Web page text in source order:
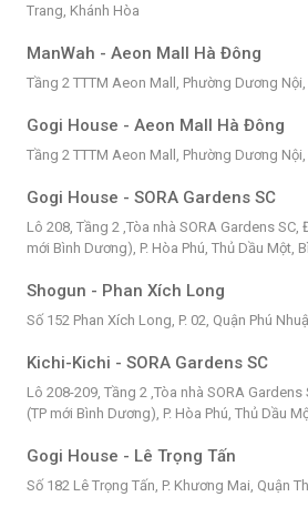
Trang, Khánh Hòa
ManWah - Aeon Mall Hà Đông
Tầng 2 TTTM Aeon Mall, Phường Dương Nội,
Gogi House - Aeon Mall Hà Đông
Tầng 2 TTTM Aeon Mall, Phường Dương Nội,
Gogi House - SORA Gardens SC
Lô 208, Tầng 2 ,Tòa nhà SORA Gardens
mới Bình Dương), P. Hòa Phú, Thủ Dầu Một,
Shogun - Phan Xích Long
Số 152 Phan Xích Long, P. 02, Quận Phú
Kichi-Kichi - SORA Gardens SC
Lô 208-209, Tầng 2 ,Tòa nhà SORA
(TP mới Bình Dương), P. Hòa Phú, Thủ Dầu
Gogi House - Lê Trọng Tấn
Số 182 Lê Trọng Tấn, P. Khương Mai, Quận